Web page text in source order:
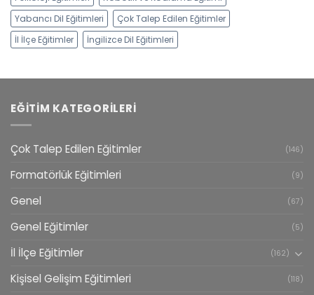
Yabancı Dil Eğitimleri
Çok Talep Edilen Eğitimler
İl İlçe Eğitimler
İngilizce Dil Eğitimleri
EĞITIM KATEGORILERI
Çok Talep Edilen Eğitimler (146)
Formatörlük Eğitimleri (9)
Genel (67)
Genel Eğitimler (5)
İl İlçe Eğitimler (162)
Kişisel Gelişim Eğitimleri (118)